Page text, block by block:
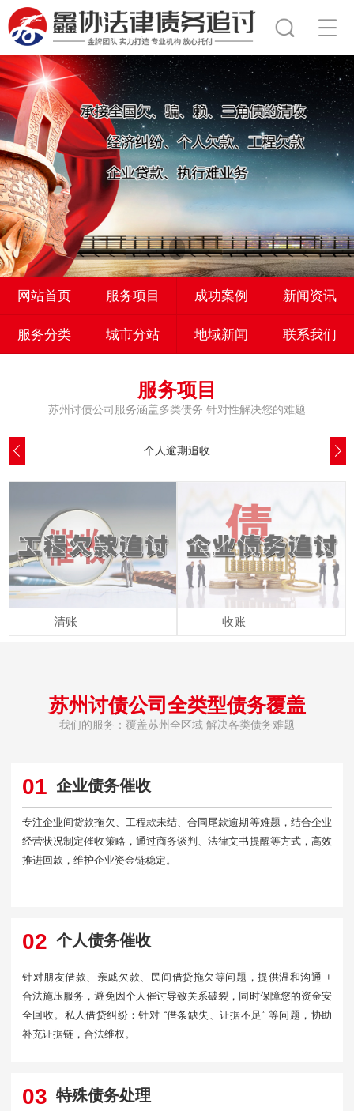
网站首页 服务项目 成功案例 新闻资讯
服务分类 城市分站 地域新闻 联系我们
服务项目
苏州讨债公司服务涵盖多类债务 针对性解决您的难题
个人逾期追收
清账 收账
苏州讨债公司全类型债务覆盖
我们的服务：覆盖苏州全区域 解决各类债务难题
01 企业债务催收
专注企业间货款拖欠、工程款未结、合同尾款逾期等难题，结合企业
经营状况制定催收策略，通过商务谈判、法律文书提醒等方式，高效
推进回款，维护企业资金链稳定。
02 个人债务催收
针对朋友借款、亲戚欠款、民间借贷拖欠等问题，提供温和沟通 +
合法施压服务，避免因个人催讨导致关系破裂，同时保障您的资金安
全回收。私人借贷纠纷：针对 “借条缺失、证据不足” 等问题，协助
补充证据链，合法维权。
03 特殊债务处理